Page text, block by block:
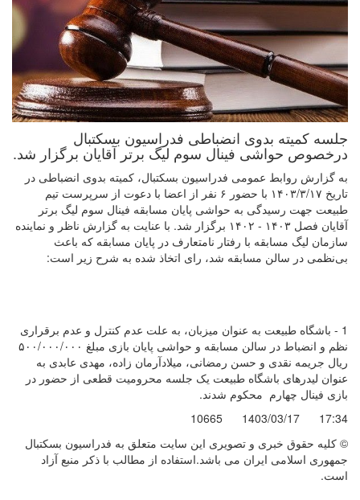
جلسه کمیته بدوی انضباطی فدراسیون بسکتبال
درخصوص حواشی فینال سوم لیگ برتر آقایان برگزار شد.
به گزارش روابط عمومی فدراسیون بسکتبال، کمیته بدوی انضباطی در
تاریخ ۱۴۰۳/۳/۱۷ با حضور ۶ نفر از اعضا با دعوت از سرپرست تیم
طبیعت جهت رسیدگی به حواشی پایان مسابقه فینال سوم لیگ برتر
آقایان فصل ۱۴۰۳ - ۱۴۰۲ برگزار شد. با عنایت به گزارش ناظر و نماینده
سازمان لیگ مسابقه با رفتار نا‌متعارف در پایان مسابقه که باعث
بی‌نظمی در سالن مسابقه شد، رای اتخاذ شده به شرح زیر است:
1 - باشگاه طبیعت به عنوان میزبان، به علت عدم کنترل و عدم برقراری
نظم و انضباط در سالن مسابقه و حواشی پایان بازی مبلغ ۵۰۰/۰۰۰/۰۰۰
ریال جریمه نقدی و حسن رمضانی، میلادآرمان زاده، مهدی عابدی به
عنوان لیدرهای باشگاه طبیعت یک جلسه محرومیت قطعی از حضور در
بازی فینال چهارم محکوم شدند.
17:34
1403/03/17
10665
© کليه حقوق خبری و تصويری اين سايت متعلق به فدراسیون بسکتبال
جمهوری اسلامی ایران می باشد.استفاده از مطالب با ذكر منبع آزاد
است.